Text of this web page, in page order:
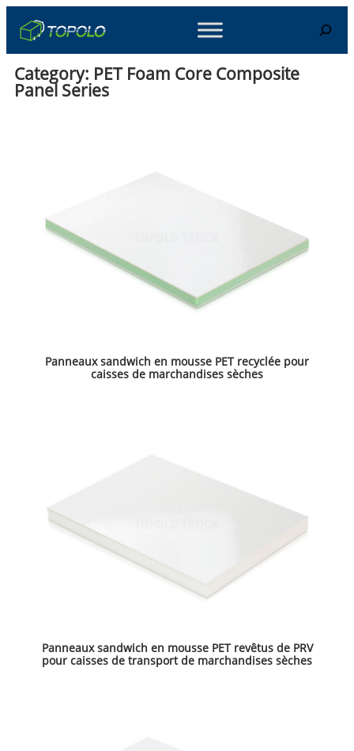
Search
Category: PET Foam Core Composite
Panel Series
Panneaux sandwich en mousse PET recyclée pour
caisses de marchandises sèches
Panneaux sandwich en mousse PET revêtus de PRV
pour caisses de transport de marchandises sèches